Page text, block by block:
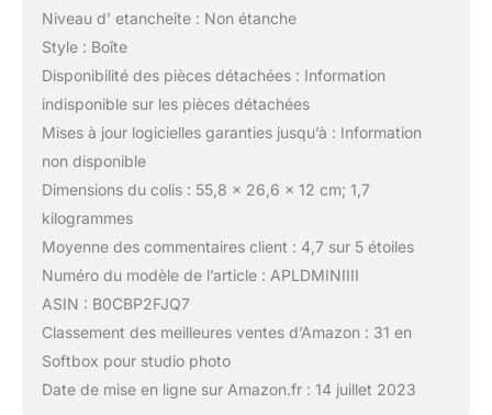
Niveau d’ etancheite : Non étanche
Style : Boîte
Disponibilité des pièces détachées : Information
indisponible sur les pièces détachées
Mises à jour logicielles garanties jusqu’à : Information
non disponible
Dimensions du colis : 55,8 x 26,6 x 12 cm; 1,7
kilogrammes
Moyenne des commentaires client : 4,7 sur 5 étoiles
Numéro du modèle de l’article : APLDMINIIII
ASIN : B0CBP2FJQ7
Classement des meilleures ventes d’Amazon : 31 en
Softbox pour studio photo
Date de mise en ligne sur Amazon.fr : 14 juillet 2023